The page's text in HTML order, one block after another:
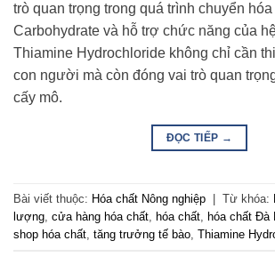
trò quan trọng trong quá trình chuyển
Carbohydrate và hỗ trợ chức năng của
Thiamine Hydrochloride không chỉ cần
con người mà còn đóng vai trò quan
cấy mô.
ĐỌC TIẾP →
Bài viết thuộc: Hóa chất Nông nghiệp | Từ khóa:
lượng cửa hàng hóa chất hóa chất hóa chất Đà
shop hóa chất tăng trưởng tế bào Thiamine